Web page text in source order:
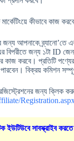
কীভাবে কাজ
জন্য আপনাকে ব্র্যানো’তে
বিপরীতে জন্য ১টা ID
করবে। প্রতিটি
বিক্রয় কমিশন
জন্য ক্লিক
ইউটিউবে সাবস্ক্রাইব